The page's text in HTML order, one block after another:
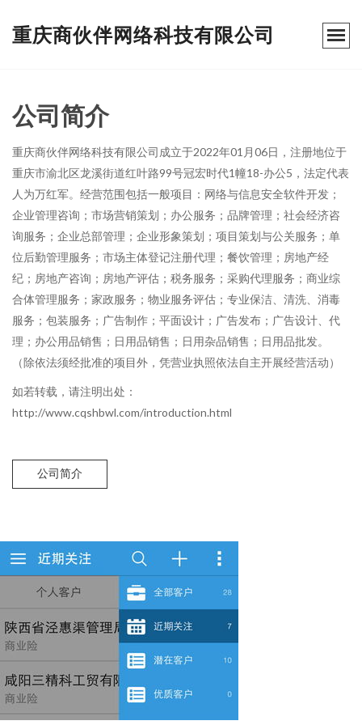
重庆商伙伴网络科技有限公司
公司简介
重庆商伙伴网络科技有限公司成立于2022年01月06日，注册地位于
重庆市渝北区龙溪街道红叶路99号冠宏时代1幢18-办公5，法定代表
人为万红军。经营范围包括一般项目：网络与信息安全软件开发；
企业管理咨询；市场营销策划；办公服务；品牌管理；社会经济咨
询服务；企业总部管理；企业形象策划；项目策划与公关服务；单
位后勤管理服务；市场主体登记注册代理；餐饮管理；房地产经
纪；房地产咨询；房地产评估；税务服务；采购代理服务；商业综
合体管理服务；家政服务；物业服务评估；专业保洁、清洗、消毒
服务；包装服务；广告制作；平面设计；广告发布；广告设计、代
理；办公用品销售；日用品销售；日用杂品销售；日用品批发。
（除依法须经批准的项目外，凭营业执照依法自主开展经营活动）
如若转载，请注明出处：
http://www.cqshbwl.com/introduction.html
公司简介